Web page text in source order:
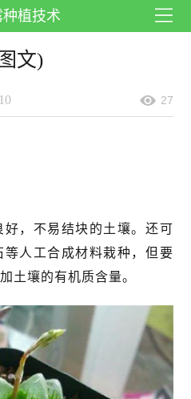
植技术
文)
27
，不易结块的土壤。还可
人工合成材料栽种，但要
土壤的有机质含量。